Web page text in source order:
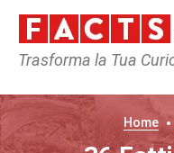
Trasforma la Tua
Home